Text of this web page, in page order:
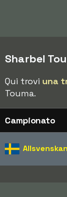
Sharbel
Qui trovi una
Touma.
Campionato
Allsvenskan